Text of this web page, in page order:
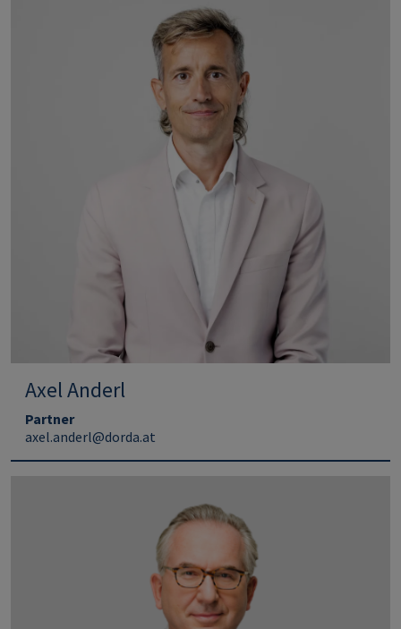
Axel Anderl
Partner
axel.anderl@dorda.at